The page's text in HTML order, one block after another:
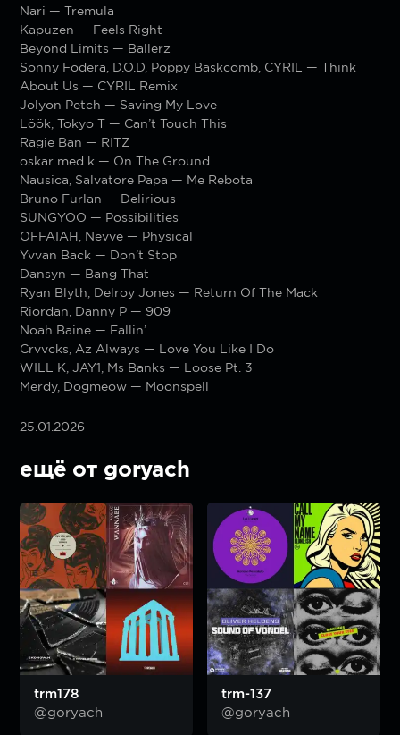
Nari — Tremula
Kapuzen — Feels Right
Beyond Limits — Ballerz
Sonny Fodera, D.O.D, Poppy Baskcomb, CYRIL — Think
About Us — CYRIL Remix
Jolyon Petch — Saving My Love
Löök, Tokyo T — Can’t Touch This
Ragie Ban — RITZ
oskar med k — On The Ground
Nausica, Salvatore Papa — Me Rebota
Bruno Furlan — Delirious
SUNGYOO — Possibilities
OFFAIAH, Nevve — Physical
Yvvan Back — Don’t Stop
Dansyn — Bang That
Ryan Blyth, Delroy Jones — Return Of The Mack
Riordan, Danny P — 909
Noah Baine — Fallin’
Crvvcks, Az Always — Love You Like I Do
WILL K, JAY1, Ms Banks — Loose Pt. 3
Merdy, Dogmeow — Moonspell
25.01.2026
ещё от goryach
trm178
@goryach
trm-137
@goryach